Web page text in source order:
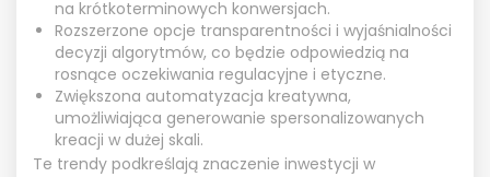
na krótkoterminowych konwersjach.
Rozszerzone opcje transparentności i wyjaśnialności
decyzji algorytmów, co będzie odpowiedzią na
rosnące oczekiwania regulacyjne i etyczne.
Zwiększona automatyzacja kreatywna,
umożliwiająca generowanie spersonalizowanych
kreacji w dużej skali.
Te trendy podkreślają znaczenie inwestycji w